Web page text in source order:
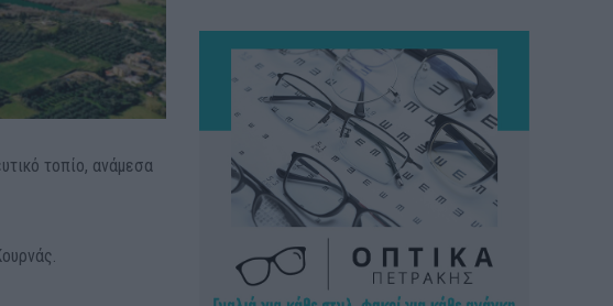
τοπίο, ανάμεσα